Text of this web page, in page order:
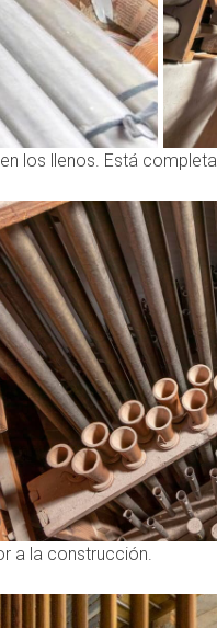
los llenos. Está completa.
a la construcción.